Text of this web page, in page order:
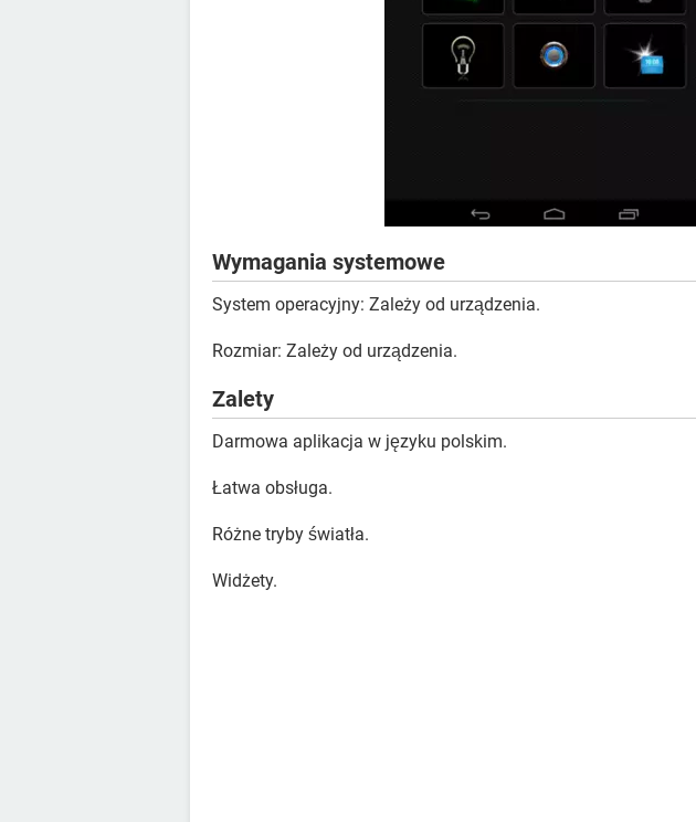
Wymagania systemowe
System operacyjny: Zależy od urządzenia.
Rozmiar: Zależy od urządzenia.
Zalety
Darmowa aplikacja w języku polskim.
Łatwa obsługa.
Różne tryby światła.
Widżety.